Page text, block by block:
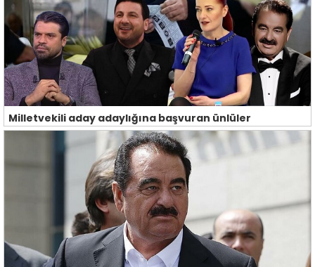
Milletvekili aday adaylığına başvuran ünlüler